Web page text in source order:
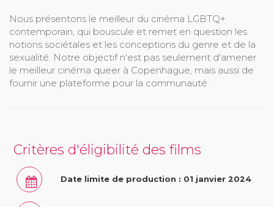
Nous présentons le meilleur du cinéma LGBTQ+
contemporain, qui bouscule et remet en question les
notions sociétales et les conceptions du genre et de la
sexualité. Notre objectif n'est pas seulement d'amener
le meilleur cinéma queer à Copenhague, mais aussi de
fournir une plateforme pour la communauté.
Critères d'éligibilité des films
Date limite de production : 01 janvier 2024